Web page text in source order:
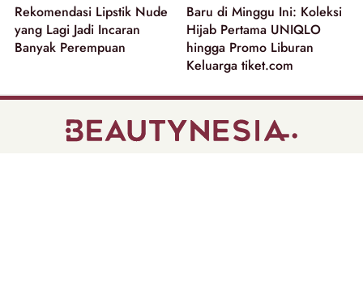
Rekomendasi Lipstik Nude
yang Lagi Jadi Incaran
Banyak Perempuan
Baru di Minggu Ini: Koleksi
Hijab Pertama UNIQLO
hingga Promo Liburan
Keluarga tiket.com